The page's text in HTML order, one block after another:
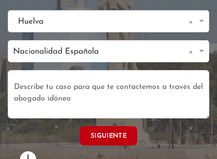
Huelva ×
Nacionalidad Española ×
SIGUIENTE